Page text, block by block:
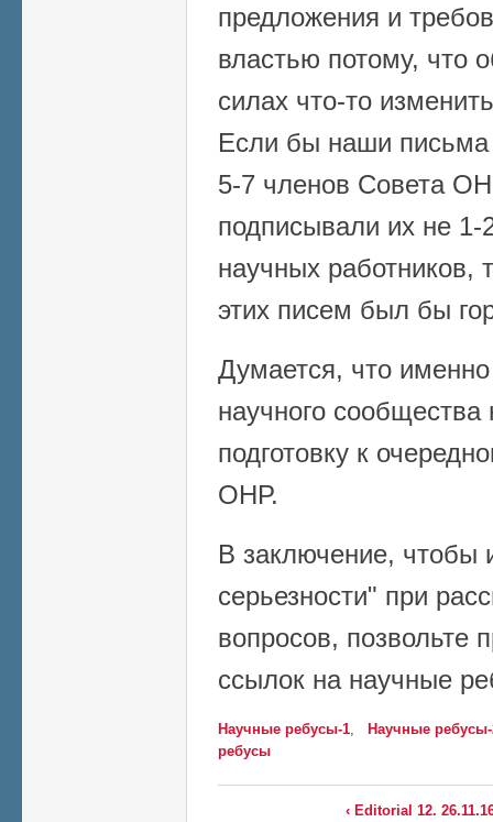
предложения и
властью потому, что
силах что-то
Если бы наши письма
5-7 членов Совета
подписывали их не
научных работников,
этих писем был бы
Думается, что
научного сообщества
подготовку к
ОНР.
В заключение, чтобы
серьезности" при
вопросов, позвольте
ссылок на научные
Научные ребусы-1
Научные
ребусы
‹ Editorial 12.